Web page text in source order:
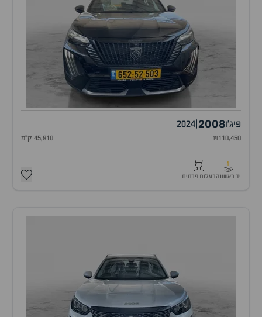
פיג'ו2008
2024
₪110,450 45,910 ק"מ
1
יד ראשונהבעלות פרטית